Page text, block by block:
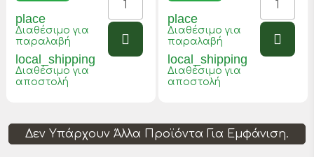
place
Διαθέσιμο για
παραλαβή
local_shipping
Διαθέσιμο για
αποστολή
place
Διαθέσιμο για
παραλαβή
local_shipping
Διαθέσιμο για
αποστολή
Δεν Υπάρχουν Άλλα Προϊόντα Για Εμφάνιση.